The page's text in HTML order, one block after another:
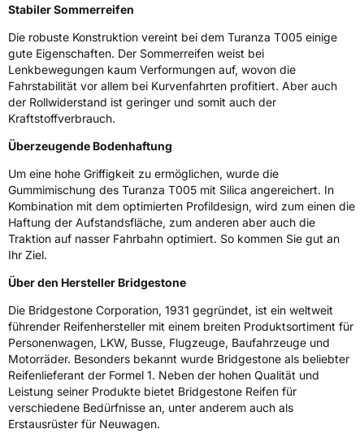
FahrzeugklasseC1
3PMSF / Schneeflockensymbol / Alpine-Symbol
EisgripNein
EPREL ID383224
Allgemeine Produktsicherheit (GPSR)
HerstellerkontaktBRIDGESTONE EU NV/SA, Via del Fosso del
Salceto 13/15 00128 Rome Italien,
market.surveillance@bridgestone.eu
Stabiler Sommerreifen
Die robuste Konstruktion vereint bei dem Turanza T005 einige
gute Eigenschaften. Der Sommerreifen weist bei
Lenkbewegungen kaum Verformungen auf, wovon die
Fahrstabilität vor allem bei Kurvenfahrten profitiert. Aber auch
der Rollwiderstand ist geringer und somit auch der
Kraftstoffverbrauch.
Überzeugende Bodenhaftung
Um eine hohe Griffigkeit zu ermöglichen, wurde die
Gummimischung des Turanza T005 mit Silica angereichert. In
Kombination mit dem optimierten Profildesign, wird zum einen die
Haftung der Aufstandsfläche, zum anderen aber auch die
Traktion auf nasser Fahrbahn optimiert. So kommen Sie gut an
Ihr Ziel.
Über den Hersteller Bridgestone
Die Bridgestone Corporation, 1931 gegründet, ist ein weltweit
führender Reifenhersteller mit einem breiten Produktsortiment für
Personenwagen, LKW, Busse, Flugzeuge, Baufahrzeuge und
Motorräder. Besonders bekannt wurde Bridgestone als beliebter
Reifenlieferant der Formel 1. Neben der hohen Qualität und
Leistung seiner Produkte bietet Bridgestone Reifen für
verschiedene Bedürfnisse an, unter anderem auch als
Erstausrüster für Neuwagen.